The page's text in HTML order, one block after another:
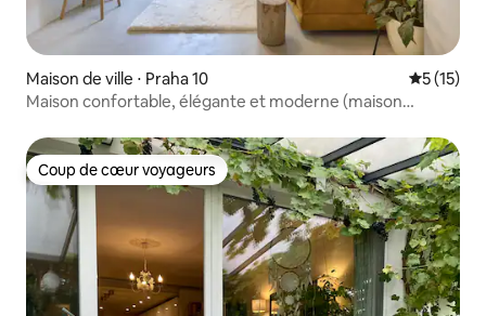
Maison de ville ⋅ Praha 10
5 (15)
Maison confortable, élégante et moderne (maison
Coup de cœur voyageurs
Coup de cœur voyageurs